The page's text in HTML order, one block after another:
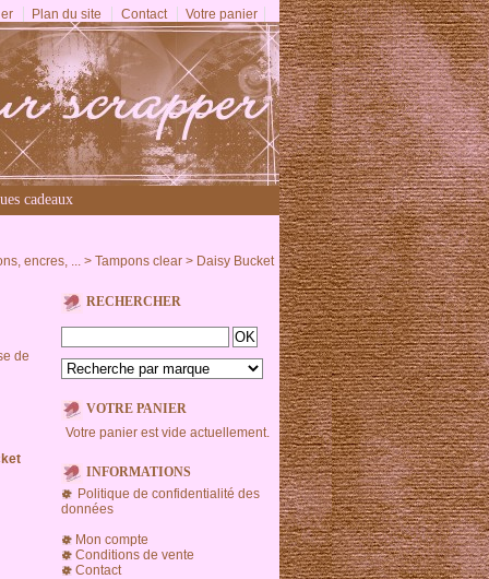
Plan du site Contact Votre panier
cadeaux
encres, ... > Tampons clear > Daisy Bucket
de
RECHERCHER
VOTRE PANIER
Votre panier est vide actuellement.
INFORMATIONS
Politique de confidentialité des
données
Mon compte
Conditions de vente
Contact